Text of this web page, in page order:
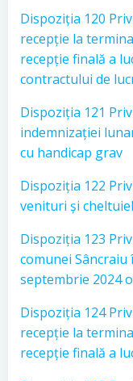
Dispoziția 120
recepție la
recepție finală a
contractului de
Dispoziția 121
indemnizației
cu handicap grav
Dispoziția 122
venituri și
Dispoziția 123
comunei
septembrie 2024
Dispoziția 124
recepție la
recepție finală a